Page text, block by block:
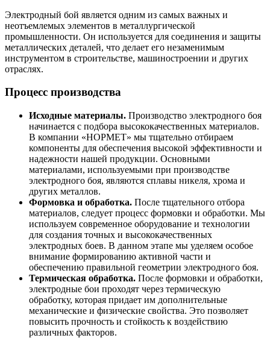
Электродный бой является одним из самых важных и
неотъемлемых элементов в металлургической
промышленности. Он используется для соединения и защиты
металлических деталей, что делает его незаменимым
инструментом в строительстве, машиностроении и других
отраслях.
Процесс производства
Исходные материалы. Производство электродного боя
начинается с подбора высококачественных материалов.
В компании «НОРМЕТ» мы тщательно отбираем
компоненты для обеспечения высокой эффективности и
надежности нашей продукции. Основными
материалами, используемыми при производстве
электродного боя, являются сплавы никеля, хрома и
других металлов.
Формовка и обработка. После тщательного отбора
материалов, следует процесс формовки и обработки. Мы
используем современное оборудование и технологии
для создания точных и высококачественных
электродных боев. В данном этапе мы уделяем особое
внимание формированию активной части и
обеспечению правильной геометрии электродного боя.
Термическая обработка. После формовки и обработки,
электродные бои проходят через термическую
обработку, которая придает им дополнительные
механические и физические свойства. Это позволяет
повысить прочность и стойкость к воздействию
различных факторов.